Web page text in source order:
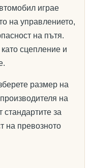
играе
на управлението,
на пътя.
сцепление и
размер на
на
за
на превозното